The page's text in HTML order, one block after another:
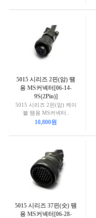
5015 시리즈 2핀(암) 땜
용 MS커넥터[06-14-
9S(2Pin)]
5015 시리즈 2핀(암) 케이
블 땜용 MS커넥터..
10,800원
5015 시리즈 37핀(숫) 땜
용 MS커넥터[06-28-